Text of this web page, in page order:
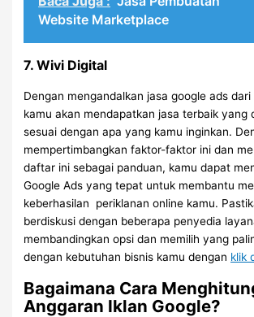
Website Marketplace
7. Wivi Digital
Dengan mengandalkan jasa google ads
kamu akan mendapatkan jasa terbaik yang
sesuai dengan apa yang kamu inginkan.
mempertimbangkan faktor-faktor ini dan
daftar ini sebagai panduan, kamu dapat
Google Ads yang tepat untuk membantu
keberhasilan periklanan online kamu.
berdiskusi dengan beberapa penyedia
membandingkan opsi dan memilih yang
dengan kebutuhan bisnis kamu dengan klik
Bagaimana Cara
Anggaran Iklan Google?